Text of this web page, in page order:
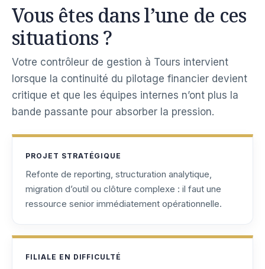
Vous êtes dans l’une de ces
situations ?
Votre contrôleur de gestion à Tours intervient
lorsque la continuité du pilotage financier devient
critique et que les équipes internes n’ont plus la
bande passante pour absorber la pression.
PROJET STRATÉGIQUE
Refonte de reporting, structuration analytique,
migration d’outil ou clôture complexe : il faut une
ressource senior immédiatement opérationnelle.
FILIALE EN DIFFICULTÉ